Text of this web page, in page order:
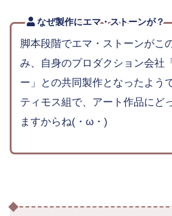
なぜ製作にエマ・ストーンが？
脚本段階でエマ・ストーンがこ
み、自身のプロダクション会社
ー」との共同製作となったよう
ティモス組で、アート作品にど
ますからね(・ω・)